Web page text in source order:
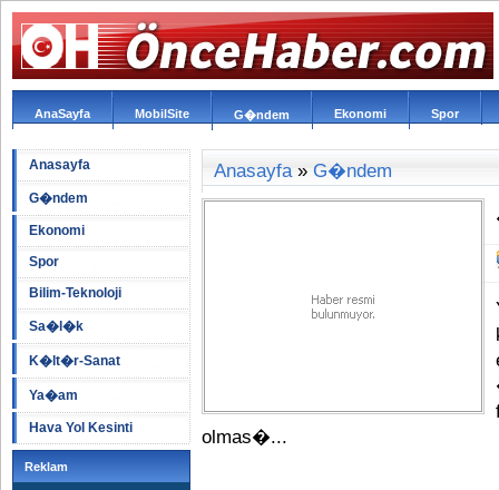
AnaSayfa MobilSite G�ndem Ekonomi Spor
Anasayfa
G�ndem
Ekonomi
Spor
Bilim-Teknoloji
Sa�l�k
K�lt�r-Sanat
Ya�am
Hava Yol Kesinti
Reklam
Anasayfa» G�ndem
olmas�...